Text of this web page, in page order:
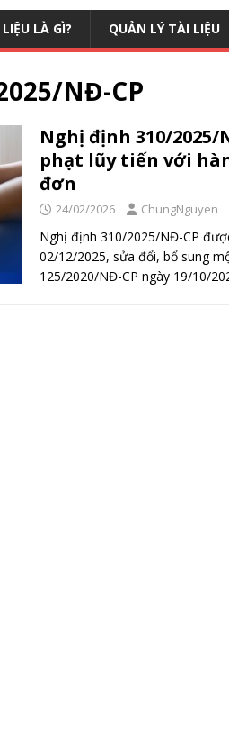
LÀ GÌ? QUẢN LÝ TÀI LIỆU
NĐ-CP
Nghị định 310/
phạt lũy tiến với
đơn
24/02/2026 ChungNguyen
Nghị định 310/2025/NĐ-CP
02/12/2025, sửa đổi, bổ sung
125/2020/NĐ-CP ngày 19/10/